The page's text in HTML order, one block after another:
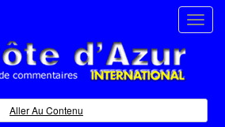
et de commentaires
Aller Au Contenu